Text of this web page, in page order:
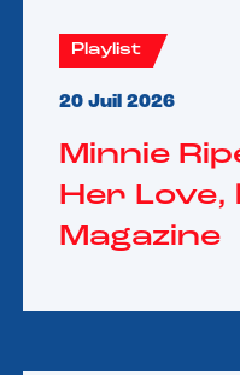
Playlist
20 Juil 2026
Minnie
Her Love,
Magazine